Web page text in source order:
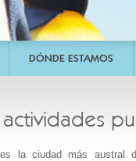
DÓNDE ESTAMOS
es la ciudad más austral